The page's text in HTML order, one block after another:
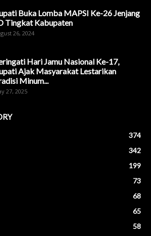
Buka Lomba MAPSI Ke-26 Jenjang
Tingkat Kabupaten
26, 2024
Hari Jamu Nasional Ke-17,
Ajak Masyarakat Lestarikan
Minum...
27, 2025
374
342
199
73
68
65
58